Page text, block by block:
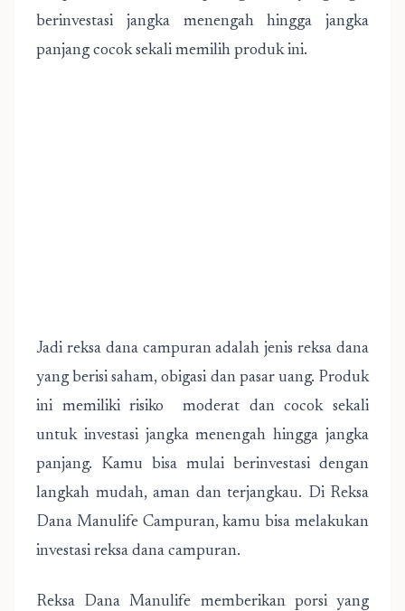
berinvestasi jangka menengah hingga jangka
panjang cocok sekali memilih produk ini.
Jadi reksa dana campuran adalah jenis reksa dana
yang berisi saham, obigasi dan pasar uang. Produk
ini memiliki risiko moderat dan cocok sekali
untuk investasi jangka menengah hingga jangka
panjang. Kamu bisa mulai berinvestasi dengan
langkah mudah, aman dan terjangkau. Di Reksa
Dana Manulife Campuran, kamu bisa melakukan
investasi reksa dana campuran.
Reksa Dana Manulife memberikan porsi yang